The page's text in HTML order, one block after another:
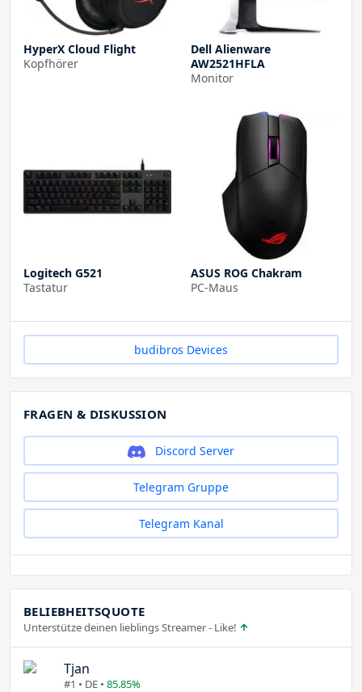
HyperX Cloud Flight
Kopfhörer
Dell Alienware
AW2521HFLA
Monitor
Logitech G521
Tastatur
ASUS ROG Chakram
PC-Maus
budibros Devices
FRAGEN & DISKUSSION
Discord Server
Telegram Gruppe
Telegram Kanal
BELIEBHEITSQUOTE
Unterstütze deinen lieblings Streamer - Like!
Tjan
#1 • DE • 85.85%